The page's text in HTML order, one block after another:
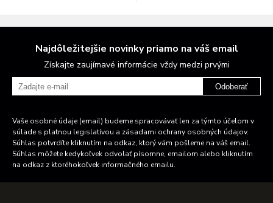
Najdôležitejšie novinky priamo na váš email
Získajte zaujímavé informácie vždy medzi prvými
Odoberať
Vaše osobné údaje (email) budeme spracovávať len za týmto účelom v
súlade s platnou legislatívou a zásadami ochrany osobných údajov.
Súhlas potvrdíte kliknutím na odkaz, ktorý vám pošleme na váš email.
Súhlas môžete kedykoľvek odvolať písomne, emailom alebo kliknutím
na odkaz z ktoréhokoľvek informačného emailu.